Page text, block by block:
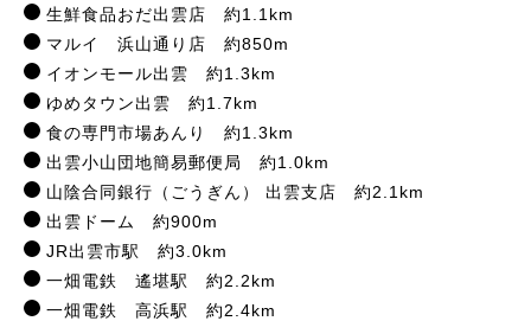
生鮮食品おだ出雲店 約1.1km
マルイ 浜山通り店 約850m
イオンモール出雲 約1.3km
ゆめタウン出雲 約1.7km
食の専門市場あんり 約1.3km
出雲小山団地簡易郵便局 約1.0km
山陰合同銀行（ごうぎん） 出雲支店 約2.1km
出雲ドーム 約900m
JR出雲市駅 約3.0km
一畑電鉄 遙堪駅 約2.2km
一畑電鉄 高浜駅 約2.4km